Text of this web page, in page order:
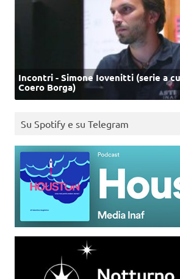
Incontri - Simone Iovenitti (serie a
Coero Borga)
Su Spotify e su Telegram